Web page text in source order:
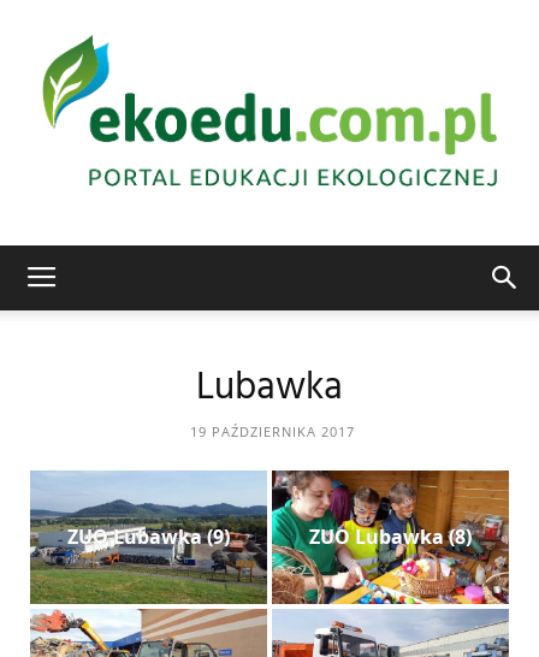
Abrys
Lubawka
19 PAŹDZIERNIKA 2017
ZUO Lubawka (9) ZUO Lubawka (8)